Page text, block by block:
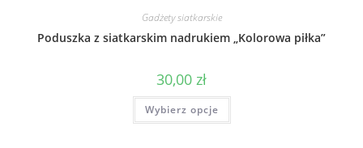
Gadżety siatkarskie
Poduszka z siatkarskim nadrukiem „Kolorowa piłka”
30,00 zł
Wybierz opcje